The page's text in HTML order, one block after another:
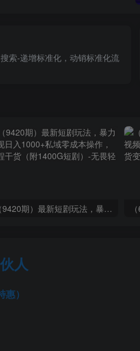
索-递增标准化，动销标准化流
（9420期）最新短剧玩法，暴力变现日入1000+私域零成本操作，全程干货（附1400G短剧）
人
）